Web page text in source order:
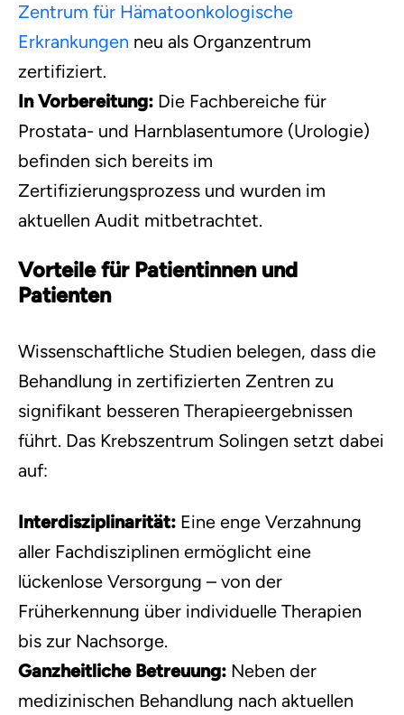
Zentrum für Hämatoonkologische
Erkrankungen neu als Organzentrum
zertifiziert.
In Vorbereitung: Die Fachbereiche für
Prostata- und Harnblasentumore (Urologie)
befinden sich bereits im
Zertifizierungsprozess und wurden im
aktuellen Audit mitbetrachtet.
Vorteile für Patientinnen und
Patienten
Wissenschaftliche Studien belegen, dass die
Behandlung in zertifizierten Zentren zu
signifikant besseren Therapieergebnissen
führt. Das Krebszentrum Solingen setzt dabei
auf:
Interdisziplinarität: Eine enge Verzahnung
aller Fachdisziplinen ermöglicht eine
lückenlose Versorgung – von der
Früherkennung über individuelle Therapien
bis zur Nachsorge.
Ganzheitliche Betreuung: Neben der
medizinischen Behandlung nach aktuellen